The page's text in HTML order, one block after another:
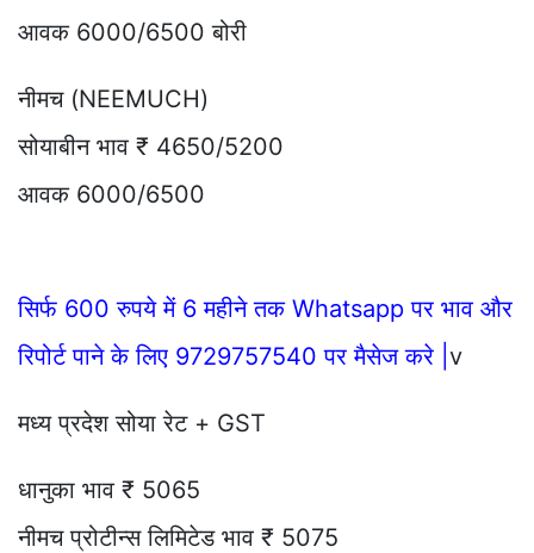
आवक 6000/6500 बोरी
नीमच (NEEMUCH)
सोयाबीन भाव ₹ 4650/5200
आवक 6000/6500
सिर्फ 600 रुपये में 6 महीने तक Whatsapp पर भाव और
रिपोर्ट पाने के लिए 9729757540 पर मैसेज करे | v
मध्य प्रदेश सोया रेट + GST
धानुका भाव ₹ 5065
नीमच प्रोटीन्स लिमिटेड भाव ₹ 5075